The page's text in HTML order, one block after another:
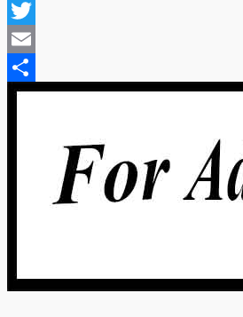
WhatsApp
Twitter
Email
Share